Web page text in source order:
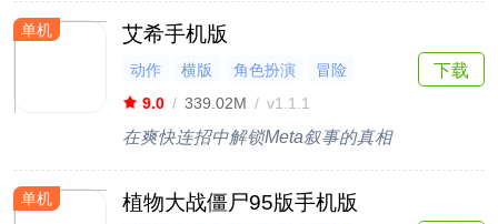
单机 艾希手机版
动作 横版 角色扮演
冒险
UP主推荐
9.0 / 339.02M / v1.1.1
在爽快连招中解锁Meta叙事的真相
下载
单机 植物大战僵尸95版手机版